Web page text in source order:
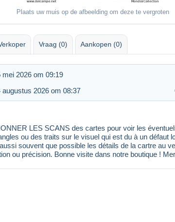
Plaats uw muis op de afbeelding om deze te vergroten
Vraag (0) Aankopen (0)
mei 2026 om 09:19
augustus 2026 om 08:37
LES SCANS des cartes pour voir les
ou des traits sur le visuel qui est du à un défaut
souvent que possible les détails de la cartre au
ou précision. Bonne visite dans notre boutique !